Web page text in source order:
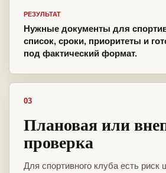
РЕЗУЛЬТАТ
Нужные документы для
список, сроки, приоритеты и
под фактический формат.
03
Плановая или
проверка
Для спортивного клуба есть риск